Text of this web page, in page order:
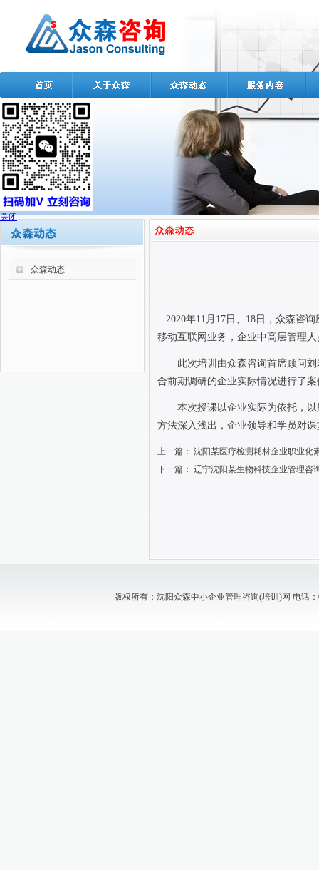
众森动态
2020年11 月 17日、 18日，众森咨询
移动互联网业务，企业中高层管理人
此次培训由众森咨询首席顾问
合前期调研的企业实际情况进行了
本次授课以企业实际为依托，
方法深入浅出，企业领导和学员对
上一篇： 沈阳某医疗检测耗材企业职业化
下一篇： 辽宁沈阳某生物科技企业管理咨
版权所有：沈阳众森中小企业管理咨询(培训)网 电话：
关闭